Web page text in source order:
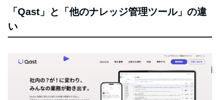
「Qast」と「他のナレッジ管理ツール」の違
い